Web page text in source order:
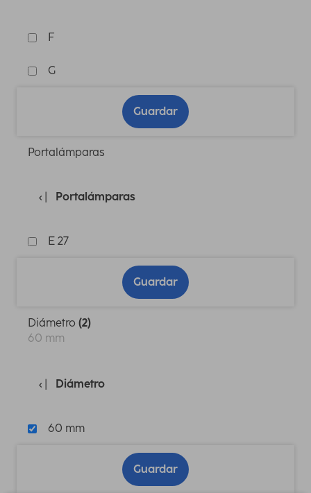
F
G
Guardar
Portalámparas
Portalámparas
E 27
Guardar
Diámetro (2)
60 mm
Diámetro
60 mm
Guardar